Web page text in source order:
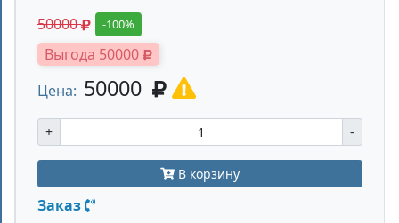
50000 -100%
Выгода 50000
Цена: 50000
+ -
В корзину
Заказ